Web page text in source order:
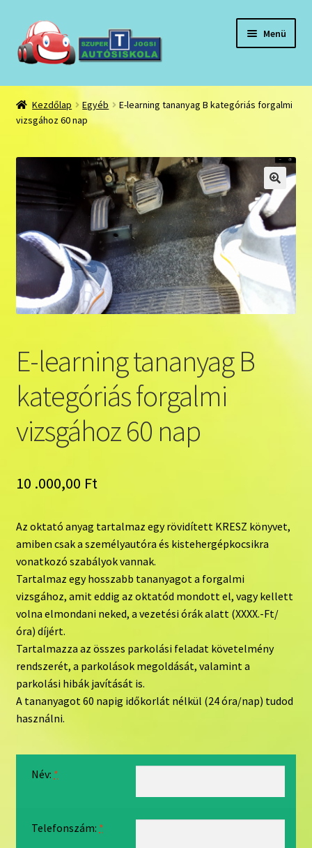
Ugrás
a
navigációhoz
Kilépés
a
tartalomba
Menü
Kezdőlap
A fiókom
Adatkezelési tájékoztató
Általános szerződési feltételek:
General terms and conditions:
Hírek, események
Kosár
Kezdőlap Egyéb
E-learning tananyag B kategóriás forgalmi
vizsgához 60 nap
🔍
E-learning tananyag B
kategóriás forgalmi
vizsgához 60 nap
10 .000,00 Ft
Az oktató anyag tartalmaz egy rövidített KRESZ könyvet,
amiben csak a személyautóra és kistehergépkocsikra
vonatkozó szabályok vannak.
Tartalmaz egy hosszabb tananyagot a forgalmi
vizsgához, amit eddig az oktatód mondott el, vagy kellett
volna elmondani neked, a vezetési órák alatt (XXXX.-Ft/
óra) díjért.
Tartalmazza az összes parkolási feladat követelmény
rendszerét, a parkolások megoldását, valamint a
parkolási hibák javítását is.
A tananyagot 60 napig időkorlát nélkül (24 óra/nap) tudod
használni.
Név: *
Telefonszám: *